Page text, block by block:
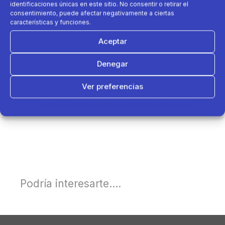
identificaciones únicas en este sitio. No consentir o retirar el
consentimiento, puede afectar negativamente a ciertas
características y funciones.
Aceptar
Denegar
Ver preferencias
Podría interesarte....